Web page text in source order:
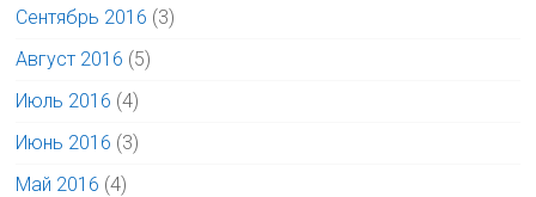
Сентябрь 2016 (3)
Август 2016 (5)
Июль 2016 (4)
Июнь 2016 (3)
Май 2016 (4)